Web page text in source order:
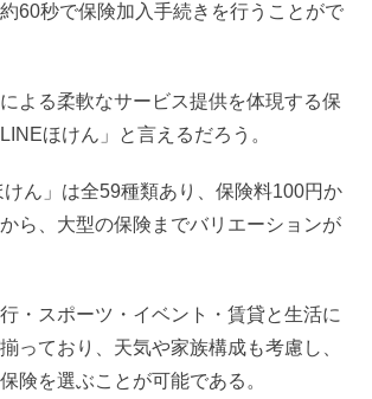
60秒で保険加入手続きを行うことがで
よる柔軟なサービス提供を体現する保
ほけん」と言えるだろう。
けん」は全59種類あり、保険料100円か
ら、大型の保険までバリエーションが
・スポーツ・イベント・賃貸と生活に
っており、天気や家族構成も考慮し、
険を選ぶことが可能である。